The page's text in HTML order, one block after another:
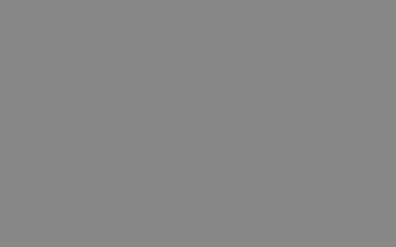
le preferenze di
È necessario
Script.com
di siti
e misurare le
cui il prefisso
che si
che imposta il
di Google) per
i cookie.